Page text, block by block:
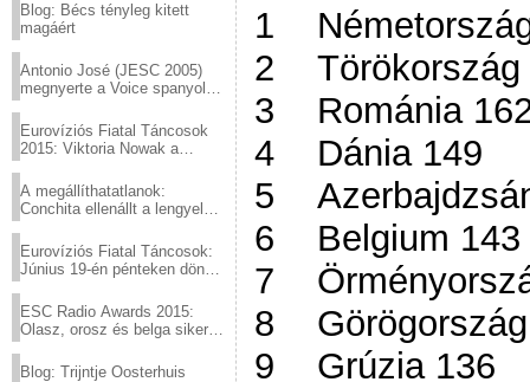
Blog: Bécs tényleg kitett
magáért
Antonio José (JESC 2005)
megnyerte a Voice spanyol
Eurovíziós Fiatal Táncosok
2015: Viktoria Nowak a
A megállíthatatlanok:
Conchita ellenállt a lengyel
Eurovíziós Fiatal Táncosok:
Június 19-én pénteken döntő
ESC Radio Awards 2015:
Olasz, orosz és belga siker,
Blog: Trijntje Oosterhuis
1
2 Törökország
3 Románia
4 Dánia 149
5
6 Belgium 143
7
8 Görögország
9 Grúzia 136